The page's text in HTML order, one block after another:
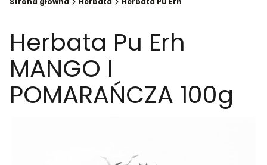
Herbata Pu Erh
MANGO I
POMARAŃCZA 100g